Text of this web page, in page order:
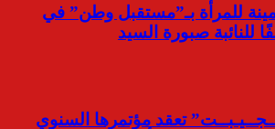
للمرأة بـ”مستقبل وطن” في
للنائبة صبورة السيد
تعقد مؤتمرها السنوي